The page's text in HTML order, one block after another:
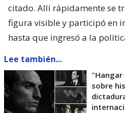
citado. Allí rápidamente se
figura visible y participó en
hasta que ingresó a la
Lee también...
"Hangar
sobre